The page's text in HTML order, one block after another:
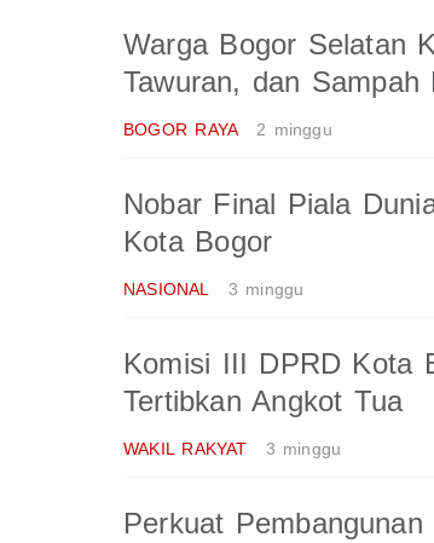
Warga Bogor Selatan
Tawuran, dan
BOGOR RAYA 2 minggu
Nobar Final Piala
Kota Bogor
NASIONAL 3 minggu
Komisi III DPRD Kota
Tertibkan Angkot Tua
WAKIL RAKYAT 3 minggu
Perkuat